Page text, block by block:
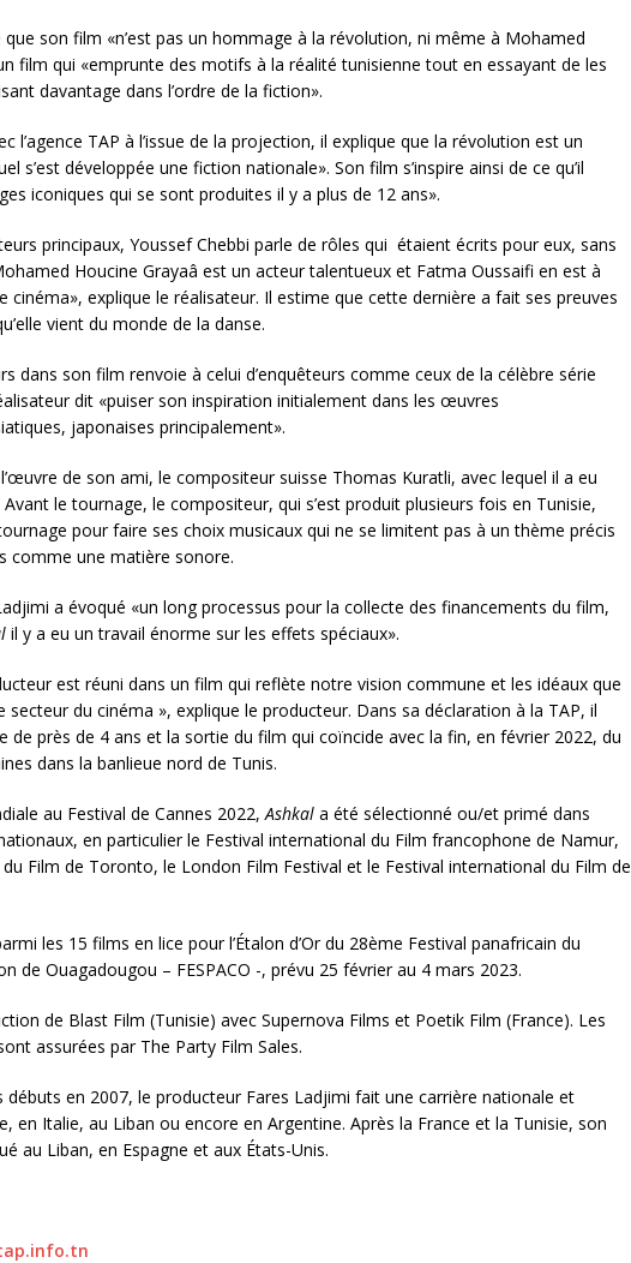
son film «n’est pas un hommage à la révolution, ni même à Mohamed
film qui «emprunte des motifs à la réalité tunisienne tout en essayant de les
davantage dans l’ordre de la fiction».
l’agence TAP à l’issue de la projection, il explique que la révolution est un
s’est développée une fiction nationale». Son film s’inspire ainsi de ce qu’il
iconiques qui se sont produites il y a plus de 12 ans».
principaux, Youssef Chebbi parle de rôles qui étaient écrits pour eux, sans
Houcine Grayaâ est un acteur talentueux et Fatma Oussaifi en est à
cinéma», explique le réalisateur. Il estime que cette dernière a fait ses preuves
vient du monde de la danse.
dans son film renvoie à celui d’enquêteurs comme ceux de la célèbre série
dit «puiser son inspiration initialement dans les œuvres
japonaises principalement».
de son ami, le compositeur suisse Thomas Kuratli, avec lequel il a eu
le tournage, le compositeur, qui s’est produit plusieurs fois en Tunisie,
pour faire ses choix musicaux qui ne se limitent pas à un thème précis
comme une matière sonore.
a évoqué «un long processus pour la collecte des financements du film,
il y a eu un travail énorme sur les effets spéciaux».
est réuni dans un film qui reflète notre vision commune et les idéaux que
secteur du cinéma », explique le producteur. Dans sa déclaration à la TAP, il
de près de 4 ans et la sortie du film qui coïncide avec la fin, en février 2022, du
dans la banlieue nord de Tunis.
au Festival de Cannes 2022,Ashkal a été sélectionné ou/et primé dans
en particulier le Festival international du Film francophone de Namur,
Film de Toronto, le London Film Festival et le Festival international du Film de
les 15 films en lice pour l’Étalon d’Or du 28ème Festival panafricain du
de Ouagadougou – FESPACO -, prévu 25 février au 4 mars 2023.
de Blast Film (Tunisie) avec Supernova Films et Poetik Film (France). Les
assurées par The Party Film Sales.
débuts en 2007, le producteur Fares Ladjimi fait une carrière nationale et
en Italie, au Liban ou encore en Argentine. Après la France et la Tunisie, son
au Liban, en Espagne et aux États-Unis.